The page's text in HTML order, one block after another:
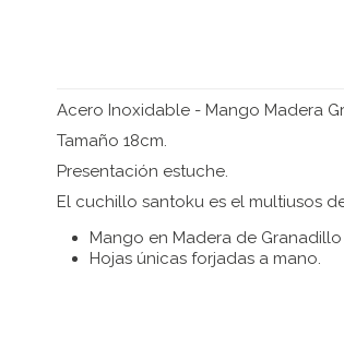
Acero Inoxidable - Mango Madera
Tamaño 18cm.
Presentación estuche.
El cuchillo santoku es el multiusos
Mango en Madera de
Hojas únicas forjadas a mano.